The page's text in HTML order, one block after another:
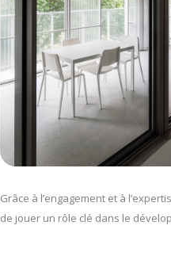
Grâce à l’engagement et à
de jouer un rôle clé dans le